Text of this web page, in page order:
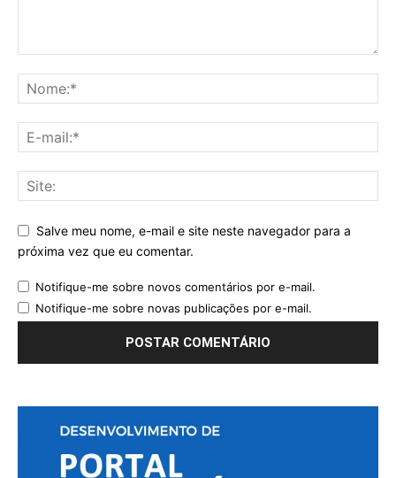
Salve meu nome, e-mail e site neste navegador para a
próxima vez que eu comentar.
Notifique-me sobre novos comentários por e-mail.
Notifique-me sobre novas publicações por e-mail.